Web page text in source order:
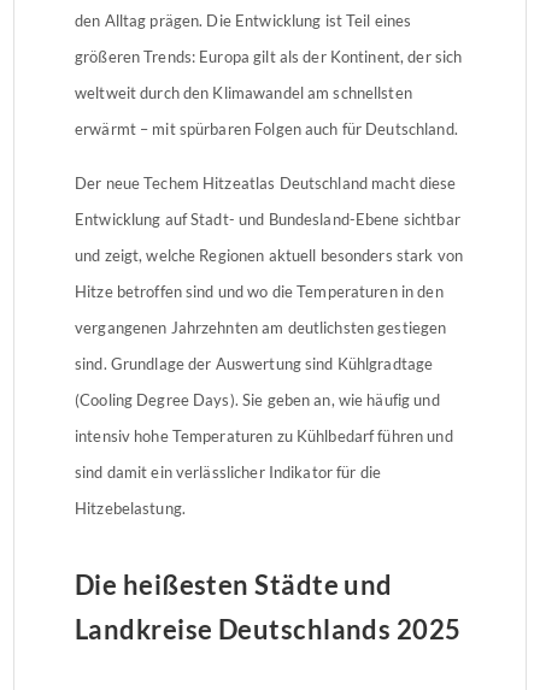
den Alltag prägen. Die Entwicklung ist Teil eines
größeren Trends: Europa gilt als der Kontinent, der sich
weltweit durch den Klimawandel am schnellsten
erwärmt – mit spürbaren Folgen auch für Deutschland.
Der neue Techem Hitzeatlas Deutschland macht diese
Entwicklung auf Stadt- und Bundesland-Ebene sichtbar
und zeigt, welche Regionen aktuell besonders stark von
Hitze betroffen sind und wo die Temperaturen in den
vergangenen Jahrzehnten am deutlichsten gestiegen
sind. Grundlage der Auswertung sind Kühlgradtage
(Cooling Degree Days). Sie geben an, wie häufig und
intensiv hohe Temperaturen zu Kühlbedarf führen und
sind damit ein verlässlicher Indikator für die
Hitzebelastung.
Die heißesten Städte und
Landkreise Deutschlands 2025